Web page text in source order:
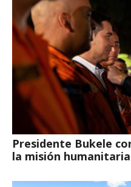
Presidente Bukele
la misión